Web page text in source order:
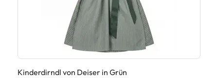
Kinderdirndl von Deiser in Grün